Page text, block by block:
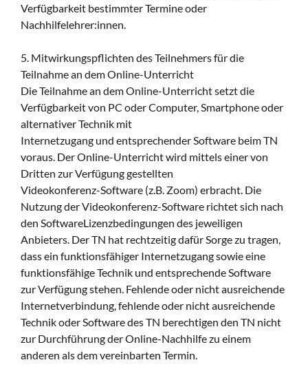
Verfügbarkeit bestimmter Termine oder
Nachhilfelehrer:innen.
5. Mitwirkungspflichten des Teilnehmers für die
Teilnahme an dem Online-Unterricht
Die Teilnahme an dem Online-Unterricht setzt die
Verfügbarkeit von PC oder Computer, Smartphone oder
alternativer Technik mit
Internetzugang und entsprechender Software beim TN
voraus. Der Online-Unterricht wird mittels einer von
Dritten zur Verfügung gestellten
Videokonferenz-Software (z.B. Zoom) erbracht. Die
Nutzung der Videokonferenz-Software richtet sich nach
den SoftwareLizenzbedingungen des jeweiligen
Anbieters. Der TN hat rechtzeitig dafür Sorge zu tragen,
dass ein funktionsfähiger Internetzugang sowie eine
funktionsfähige Technik und entsprechende Software
zur Verfügung stehen. Fehlende oder nicht ausreichende
Internetverbindung, fehlende oder nicht ausreichende
Technik oder Software des TN berechtigen den TN nicht
zur Durchführung der Online-Nachhilfe zu einem
anderen als dem vereinbarten Termin.